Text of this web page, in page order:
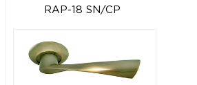
RAP-18 SN/CP